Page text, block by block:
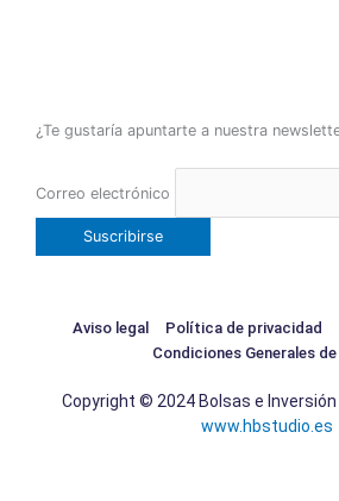
¿Te gustaría apuntarte a nuestra
Correo electrónico
Aviso legal Política de privacidad
Condiciones Generales
Copyright © 2024 Bolsas e
www.hbstudio.es